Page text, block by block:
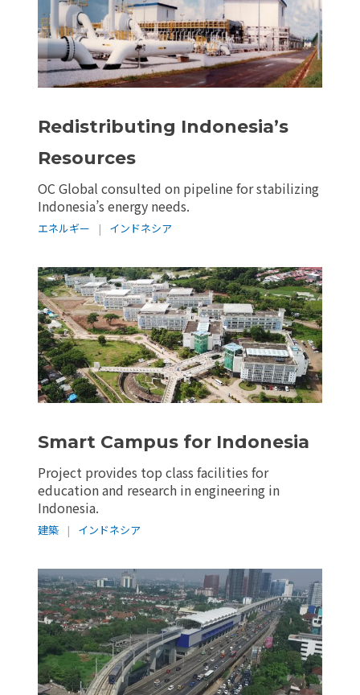
Redistributing Indonesia’s
Resources
OC Global consulted on pipeline for stabilizing
Indonesia’s energy needs.
エネルギー | インドネシア
Smart Campus for Indonesia
Project provides top class facilities for
education and research in engineering in
Indonesia.
建築 | インドネシア